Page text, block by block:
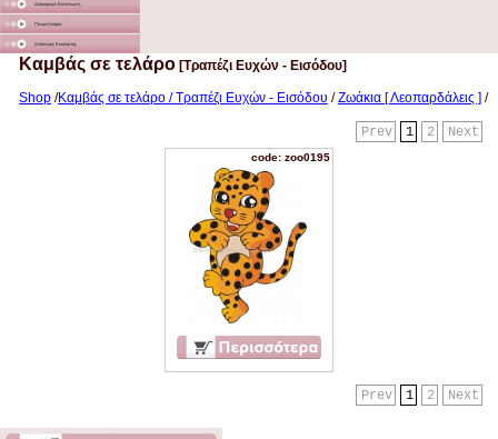
Διάφορα με Εκτύπωση
Γλειφιτζούρια
Στολισμός Εκκλησίας
Καμβάς σε τελάρο [Τραπέζι Ευχών - Εισόδου]
Shop /Καμβάς σε τελάρο / Τραπέζι Ευχών - Εισόδου /Ζωάκια [ Λεοπαρδάλεις ] /
Next
2
1
Prev
code: zoo0195
Next
2
1
Prev